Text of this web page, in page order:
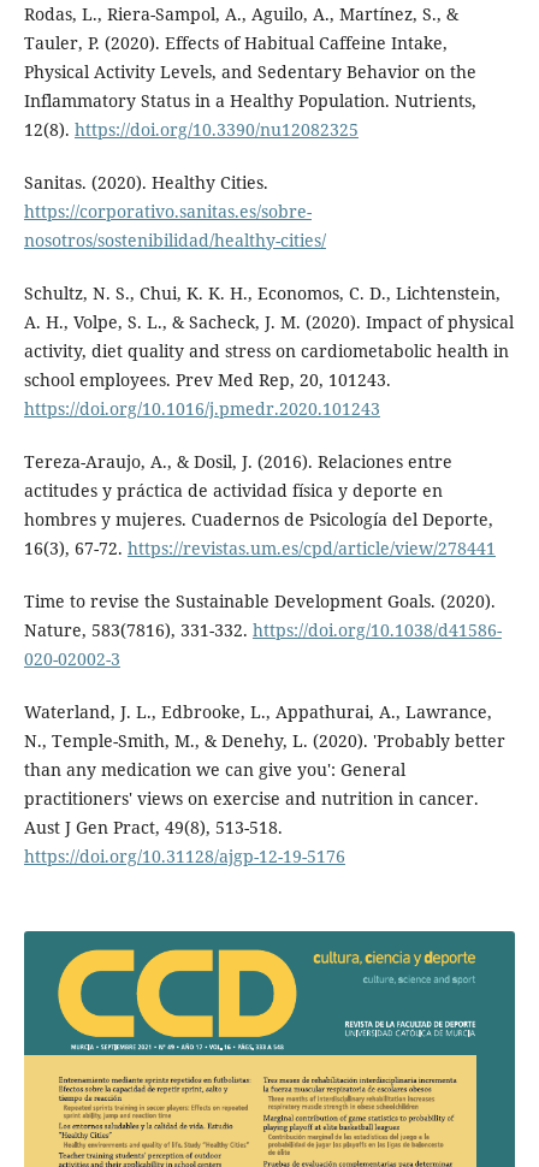
Rodas, L., Riera-Sampol, A., Aguilo, A., Martínez, S., &
Tauler, P. (2020). Effects of Habitual Caffeine Intake,
Physical Activity Levels, and Sedentary Behavior on the
Inflammatory Status in a Healthy Population. Nutrients,
12(8). https://doi.org/10.3390/nu12082325
Sanitas. (2020). Healthy Cities.
https://corporativo.sanitas.es/sobre-
nosotros/sostenibilidad/healthy-cities/
Schultz, N. S., Chui, K. K. H., Economos, C. D., Lichtenstein,
A. H., Volpe, S. L., & Sacheck, J. M. (2020). Impact of physical
activity, diet quality and stress on cardiometabolic health in
school employees. Prev Med Rep, 20, 101243.
https://doi.org/10.1016/j.pmedr.2020.101243
Tereza-Araujo, A., & Dosil, J. (2016). Relaciones entre
actitudes y práctica de actividad física y deporte en
hombres y mujeres. Cuadernos de Psicología del Deporte,
16(3), 67-72. https://revistas.um.es/cpd/article/view/278441
Time to revise the Sustainable Development Goals. (2020).
Nature, 583(7816), 331-332. https://doi.org/10.1038/d41586-
020-02002-3
Waterland, J. L., Edbrooke, L., Appathurai, A., Lawrance,
N., Temple-Smith, M., & Denehy, L. (2020). 'Probably better
than any medication we can give you': General
practitioners' views on exercise and nutrition in cancer.
Aust J Gen Pract, 49(8), 513-518.
https://doi.org/10.31128/ajgp-12-19-5176